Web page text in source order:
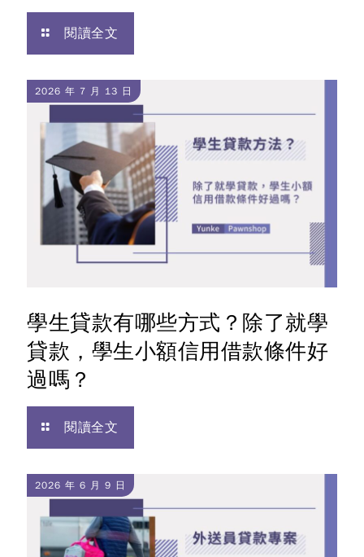
閱讀全文
2026 年 7 月 13 日
學生貸款有哪些方式？除了就學
貸款，學生小額信用借款條件好
過嗎？
閱讀全文
2026 年 6 月 9 日